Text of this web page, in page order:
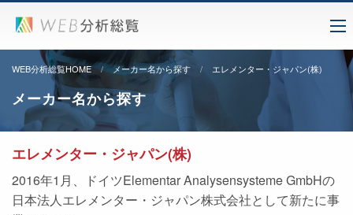
WEB分析総覧HOME メーカー名から探す エレメンター・ジャパン(株)
メーカー名から探す
エレメンター・ジャパン(株)
2016年1月、ドイツElementar Analysensysteme GmbHの
日本法人エレメンター・ジャパン株式会社として新たに事